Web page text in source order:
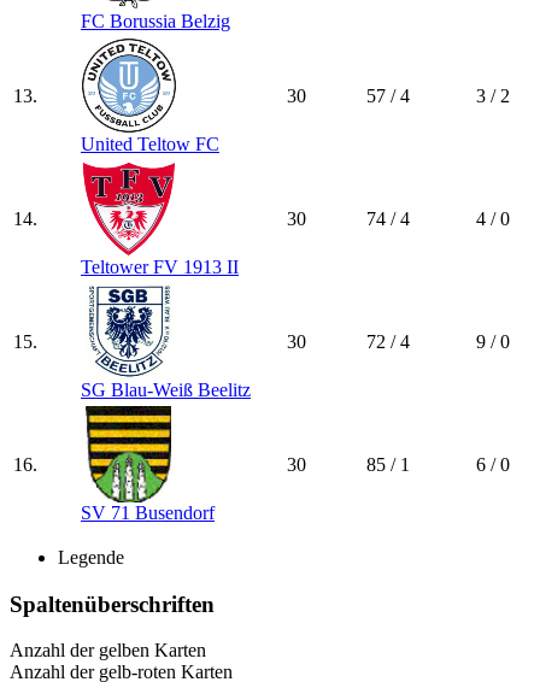
FC Borussia Belzig
13.
United Teltow FC
30 57 / 4 3 / 2
14.
Teltower FV 1913 II
30 74 / 4 4 / 0
15.
SG Blau-Weiß Beelitz
30 72 / 4 9 / 0
16.
SV 71 Busendorf
30 85 / 1 6 / 0
Legende
Spaltenüberschriften
Anzahl der gelben Karten
Anzahl der gelb-roten Karten